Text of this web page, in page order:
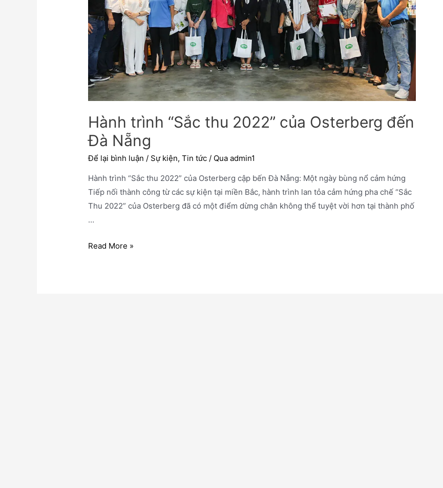
Hành trình “Sắc thu 2022” của Osterberg đến
Đà Nẵng
Để lại bình luận / Sự kiện,Tin tức / Quaadmin1
Hành trình “Sắc thu 2022” của Osterberg cập bến Đà Nẵng: Một ngày bùng nổ cảm hứng
Tiếp nối thành công từ các sự kiện tại miền Bắc, hành trình lan tỏa cảm hứng pha chế “Sắc
Thu 2022” của Osterberg đã có một điểm dừng chân không thể tuyệt vời hơn tại thành phố
…
Read More »